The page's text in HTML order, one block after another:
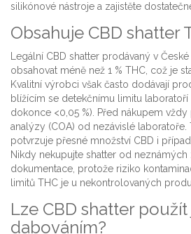
silikónové nástroje a zajistěte
Obsahuje CBD shatter
Legální CBD shatter prodávaný v
obsahovat méně než 1 % THC, což je
Kvalitní výrobci však často dodávají
blížícím se detekčnímu limitu laboratoří
dokonce <0,05 %). Před nákupem
analýzy (COA) od nezávislé laboratoře.
potvrzuje přesné množství CBD i
Nikdy nekupujte shatter od
dokumentace, protože riziko
limitů THC je u nekontrolovaných
Lze CBD shatter
dabováním?